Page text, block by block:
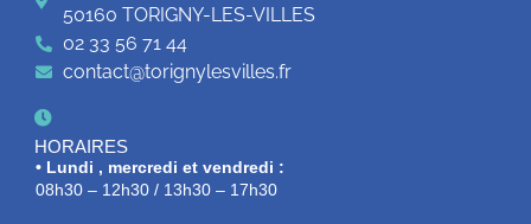
50160 TORIGNY-LES-VILLES
02 33 56 71 44
contact@torignylesvilles.fr
HORAIRES
• Lundi , mercredi et vendredi :
08h30 – 12h30 / 13h30 – 17h30